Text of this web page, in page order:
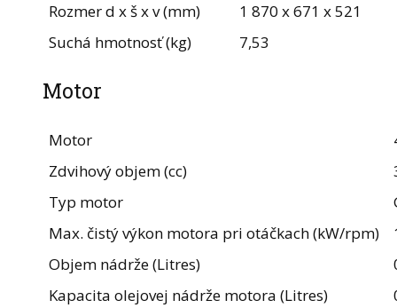
Rozmer d x š x v (mm)
1 870 x 671 x 521
Suchá hmotnosť (kg)
7,53
Motor
Motor
Zdvihový objem (cc)
Typ motor
Max. čistý výkon motora pri otáčkach (kW/rpm)
Objem nádrže (Litres)
Kapacita olejovej nádrže motora (Litres)